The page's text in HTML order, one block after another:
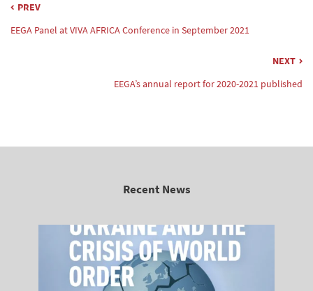
PREV
EEGA Panel at VIVA AFRICA Conference in September 2021
NEXT
EEGA’s annual report for 2020-2021 published
Recent News